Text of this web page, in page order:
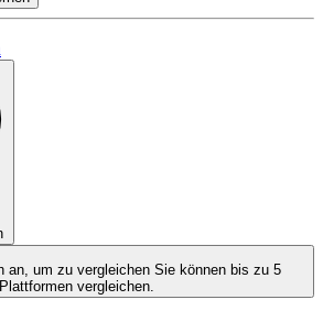
an, um zu vergleichen Sie können bis zu 5
Plattformen vergleichen.